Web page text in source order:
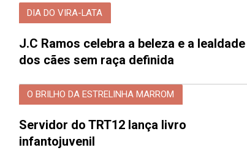
DIA DO VIRA-LATA
J.C Ramos celebra a beleza e a lealdade
dos cães sem raça definida
O BRILHO DA ESTRELINHA MARROM
Servidor do TRT12 lança livro
infantojuvenil